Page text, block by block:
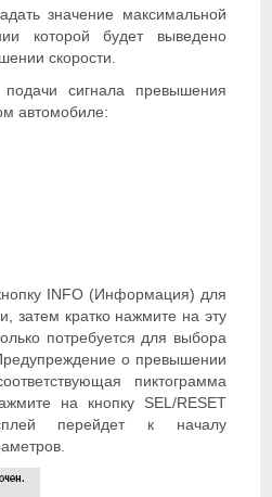
значение максимальной
которой будет выведено
скорости.
сигнала превышения
автомобиле:
INFO (Информация) для
затем кратко нажмите на эту
потребуется для выбора
о превышении
пиктограмма
на кнопку SEL/RESET
перейдет к началу